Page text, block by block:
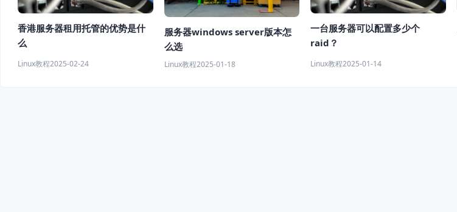
香港服务器租用托管的优势是什
么
Linux教程2025-02-24
服务器windows server版本怎
么选
Linux教程2025-01-18
一台服务器可以配置多少个
raid？
Linux教程2025-01-14